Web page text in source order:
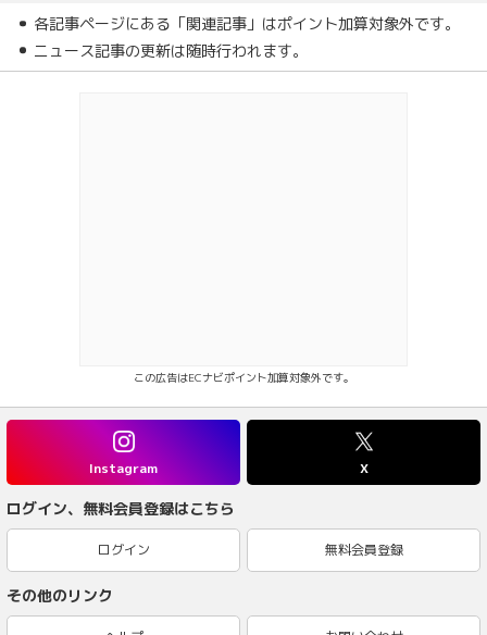
各記事ページにある「関連記事」はポイント加算対象外です。
ニュース記事の更新は随時行われます。
この広告はECナビポイント加算対象外です。
Instagram X
ログイン、無料会員登録はこちら
ログイン 無料会員登録
その他のリンク